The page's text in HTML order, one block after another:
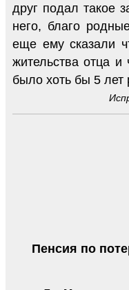
друг подал такое
него, благо
еще ему сказали
жительства отца
было хоть бы 5 лет
Пенсия по